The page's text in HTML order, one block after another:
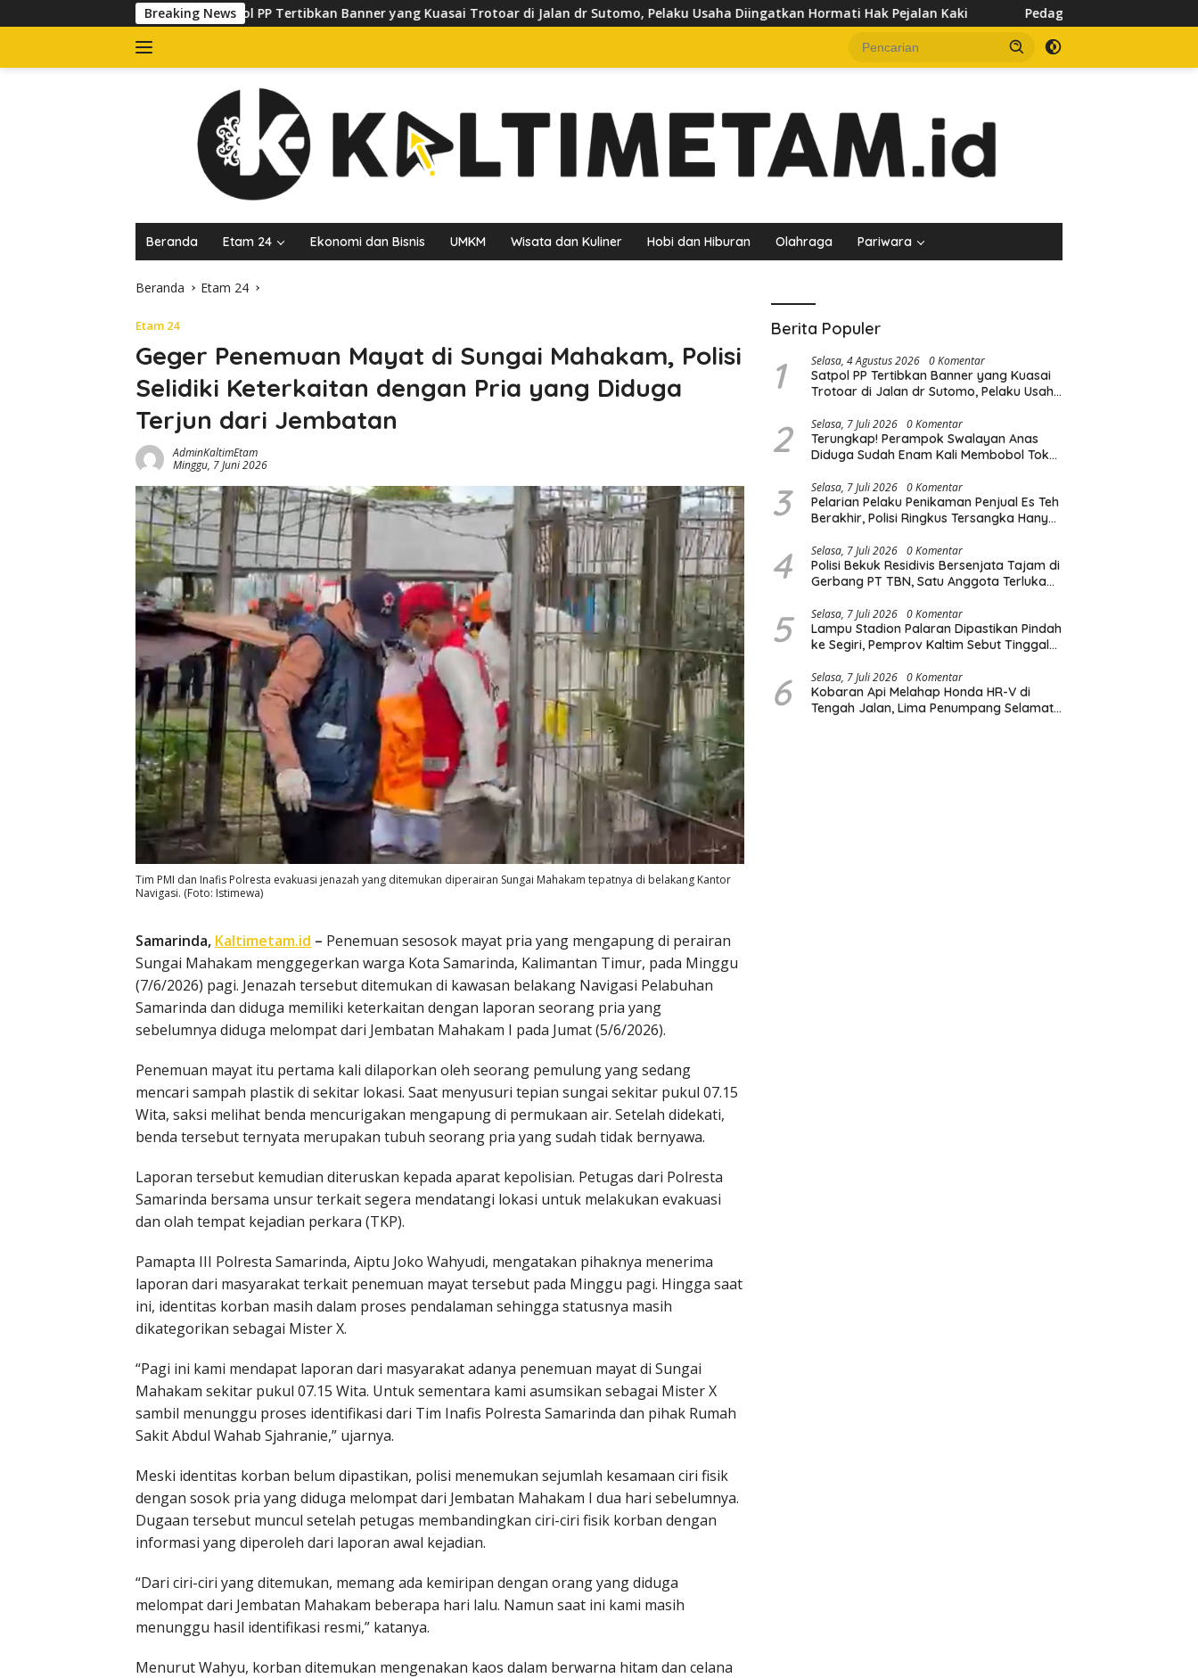
ke
Breaking News
Satpol PP Tertibkan Banner yang Kuasai Trotoar di Jalan dr Sutomo, Pelaku Usaha Diingatkan Hormati Hak Pejalan Kaki Pedagang Keluhkan Sepinya Pasar Pagi Samarinda,
Beranda Etam 24 Ekonomi dan Bisnis UMKM Wisata dan Kuliner Hobi dan Hiburan Olahraga Pariwara
Beranda Etam 24
Etam 24
Geger Penemuan Mayat di Sungai Mahakam, Polisi
Selidiki Keterkaitan dengan Pria yang Diduga
Terjun dari Jembatan
AdminKaltimEtam
Minggu, 7 Juni 2026
Tim PMI dan Inafis Polresta evakuasi jenazah yang ditemukan diperairan Sungai Mahakam tepatnya di belakang Kantor
Navigasi. (Foto: Istimewa)
Samarinda, Kaltimetam.id – Penemuan sesosok mayat pria yang mengapung di perairan
Sungai Mahakam menggegerkan warga Kota Samarinda, Kalimantan Timur, pada Minggu
(7/6/2026) pagi. Jenazah tersebut ditemukan di kawasan belakang Navigasi Pelabuhan
Samarinda dan diduga memiliki keterkaitan dengan laporan seorang pria yang
sebelumnya diduga melompat dari Jembatan Mahakam I pada Jumat (5/6/2026).
Penemuan mayat itu pertama kali dilaporkan oleh seorang pemulung yang sedang
mencari sampah plastik di sekitar lokasi. Saat menyusuri tepian sungai sekitar pukul 07.15
Wita, saksi melihat benda mencurigakan mengapung di permukaan air. Setelah didekati,
benda tersebut ternyata merupakan tubuh seorang pria yang sudah tidak bernyawa.
Laporan tersebut kemudian diteruskan kepada aparat kepolisian. Petugas dari Polresta
Samarinda bersama unsur terkait segera mendatangi lokasi untuk melakukan evakuasi
dan olah tempat kejadian perkara (TKP).
Pamapta III Polresta Samarinda, Aiptu Joko Wahyudi, mengatakan pihaknya menerima
laporan dari masyarakat terkait penemuan mayat tersebut pada Minggu pagi. Hingga saat
ini, identitas korban masih dalam proses pendalaman sehingga statusnya masih
dikategorikan sebagai Mister X.
“Pagi ini kami mendapat laporan dari masyarakat adanya penemuan mayat di Sungai
Mahakam sekitar pukul 07.15 Wita. Untuk sementara kami asumsikan sebagai Mister X
sambil menunggu proses identifikasi dari Tim Inafis Polresta Samarinda dan pihak Rumah
Sakit Abdul Wahab Sjahranie,” ujarnya.
Meski identitas korban belum dipastikan, polisi menemukan sejumlah kesamaan ciri fisik
dengan sosok pria yang diduga melompat dari Jembatan Mahakam I dua hari sebelumnya.
Dugaan tersebut muncul setelah petugas membandingkan ciri-ciri fisik korban dengan
informasi yang diperoleh dari laporan awal kejadian.
“Dari ciri-ciri yang ditemukan, memang ada kemiripan dengan orang yang diduga
melompat dari Jembatan Mahakam beberapa hari lalu. Namun saat ini kami masih
menunggu hasil identifikasi resmi,” katanya.
Menurut Wahyu, korban ditemukan mengenakan kaos dalam berwarna hitam dan celana
Berita Populer
1 Selasa, 4 Agustus 2026 0 Komentar
Satpol PP Tertibkan Banner yang Kuasai
Trotoar di Jalan dr Sutomo, Pelaku Usaha
2 Selasa, 7 Juli 2026 0 Komentar
Terungkap! Perampok Swalayan Anas
Diduga Sudah Enam Kali Membobol Toko
3 Selasa, 7 Juli 2026 0 Komentar
Pelarian Pelaku Penikaman Penjual Es Teh
Berakhir, Polisi Ringkus Tersangka Hanya
4 Selasa, 7 Juli 2026 0 Komentar
Polisi Bekuk Residivis Bersenjata Tajam di
Gerbang PT TBN, Satu Anggota Terluka
5 Selasa, 7 Juli 2026 0 Komentar
Lampu Stadion Palaran Dipastikan Pindah
ke Segiri, Pemprov Kaltim Sebut Tinggal
6 Selasa, 7 Juli 2026 0 Komentar
Kobaran Api Melahap Honda HR-V di
Tengah Jalan, Lima Penumpang Selamat